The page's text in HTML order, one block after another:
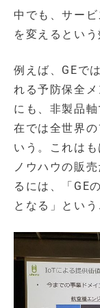
中でも、サー
を変えるとい
例えば、GEで
れる予防保全
にも、非製品
在では全世界
いう。これは
ノウハウの販
るには、「GE
となる」とい